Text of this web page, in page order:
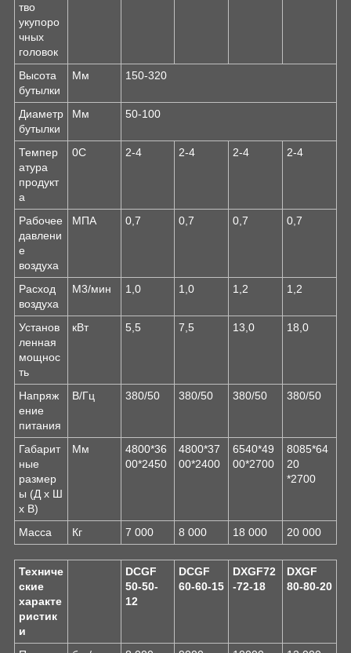
тво
укупоро
чных
головок
Высота
бутылки
Мм 150-320
Диаметр
бутылки
Мм 50-100
Темпер
атура
продукт
а
0С 2-4 2-4 2-4 2-4
Рабочее
давлени
е
воздуха
МПА 0,7 0,7 0,7 0,7
Расход
воздуха
М3/мин 1,0 1,0 1,2 1,2
Установ
ленная
мощнос
ть
кВт 5,5 7,5 13,0 18,0
Напряж
ение
питания
В/Гц 380/50 380/50 380/50 380/50
Габарит
ные
размер
ы (Д х Ш
х В)
Мм
4800*36
00*2450
4800*37
00*2400
6540*49
00*2700
8085*64
20
*2700
Масса Кг 7 000 8 000 18 000 20 000
Техниче
ские
характе
ристик
и
DСGF
50-50-
12
DСGF
60-60-15
DXGF72
-72-18
DXGF
80-80-20